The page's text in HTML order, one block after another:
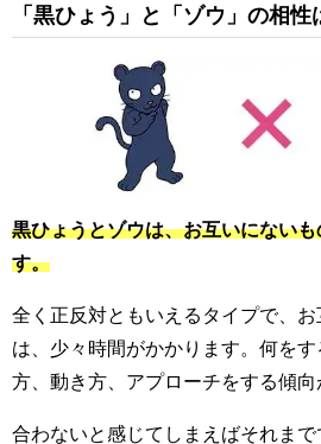
「黒ひょう」と「ゾウ」の相性
黒ひょうとゾウは、お互いにない
す。
全く正反対ともいえるタイプで、
は、少々時間がかかります。何を
方、動き方、アプローチをする傾向
合わないと感じてしまえばそれま